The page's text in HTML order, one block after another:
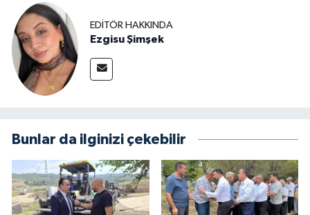
EDITÖR HAKKINDA
Ezgisu Şimşek
Bunlar da ilginizi çekebilir